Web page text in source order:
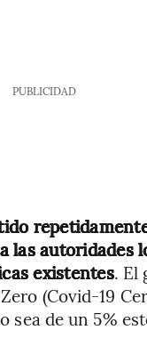
PUBLICIDAD
autoridades
existentes. El
(Covid-19
de un 5%